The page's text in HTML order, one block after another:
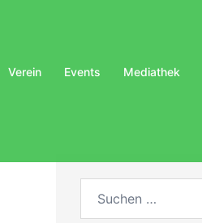
Verein Events Mediathek